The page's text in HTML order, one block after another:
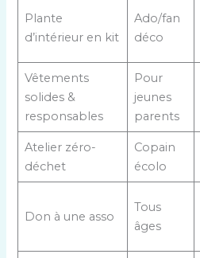
Plante
d’intérieur en kit
Ado/fan
déco
Vêtements
solides &
responsables
Pour
jeunes
parents
Atelier zéro-
déchet
Copain
écolo
Don à une asso
Tous
âges